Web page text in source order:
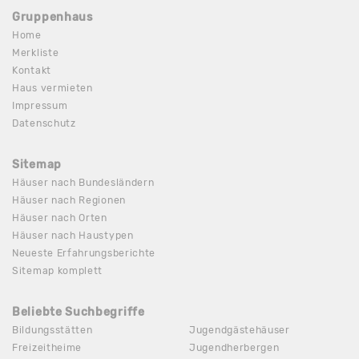
Gruppenhaus
Home
Merkliste
Kontakt
Haus vermieten
Impressum
Datenschutz
Sitemap
Häuser nach Bundesländern
Häuser nach Regionen
Häuser nach Orten
Häuser nach Haustypen
Neueste Erfahrungsberichte
Sitemap komplett
Beliebte Suchbegriffe
Bildungsstätten
Freizeitheime
Jugendgästehäuser
Jugendherbergen